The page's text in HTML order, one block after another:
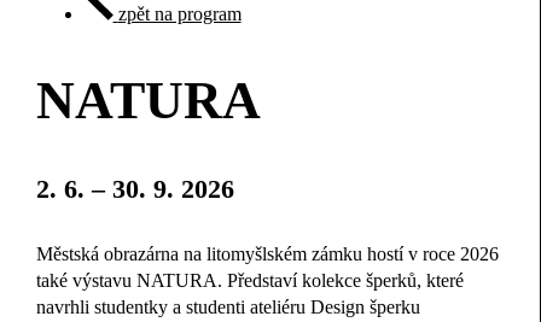
zpět na program
NATURA
2. 6. – 30. 9. 2026
Městská obrazárna na litomyšlském zámku hostí v roce 2026
také výstavu NATURA. Představí kolekce šperků, které
navrhli studentky a studenti ateliéru Design šperku